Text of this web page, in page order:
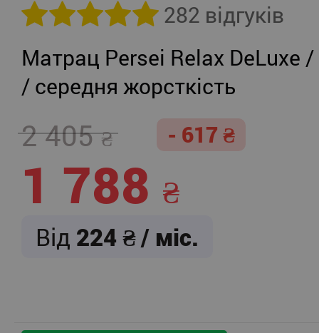
282 відгуків
Матрац Persei Relax DeLuxe
/ середня жорсткість
2 405 - 617
1 788
Від 224 / міс.